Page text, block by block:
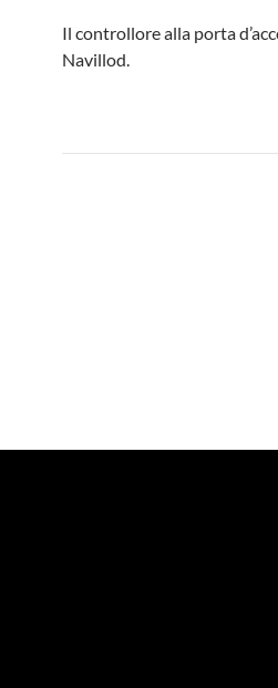
Il controllore alla porta
Navillod.